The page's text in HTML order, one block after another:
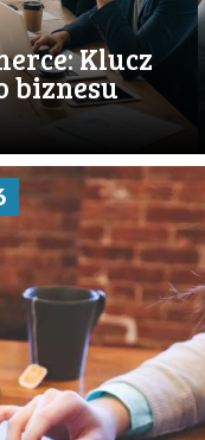
Klucz
biznesu